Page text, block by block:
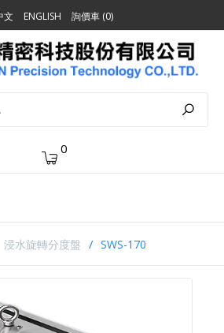
文 ENGLISH 詢價車 (0)
0
浸水旋轉分度盤 SWS-170